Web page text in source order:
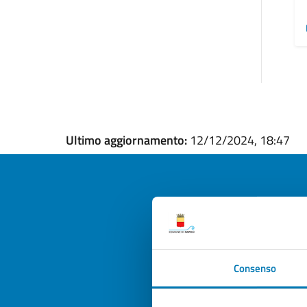
Consenso
Ultimo aggiornamento: 12/12/2024, 18:47
Valuta la